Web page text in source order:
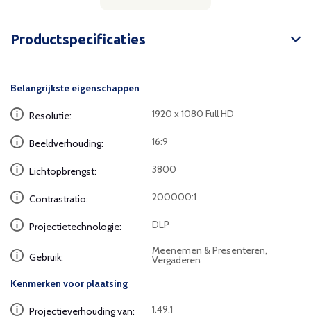
Productspecificaties
Belangrijkste eigenschappen
Resolutie: 1920 x 1080 Full HD
Beeldverhouding: 16:9
Lichtopbrengst: 3800
Contrastratio: 200000:1
Projectietechnologie: DLP
Gebruik:
Meenemen & Presenteren,
Vergaderen
Kenmerken voor plaatsing
Projectieverhouding van: 1.49:1